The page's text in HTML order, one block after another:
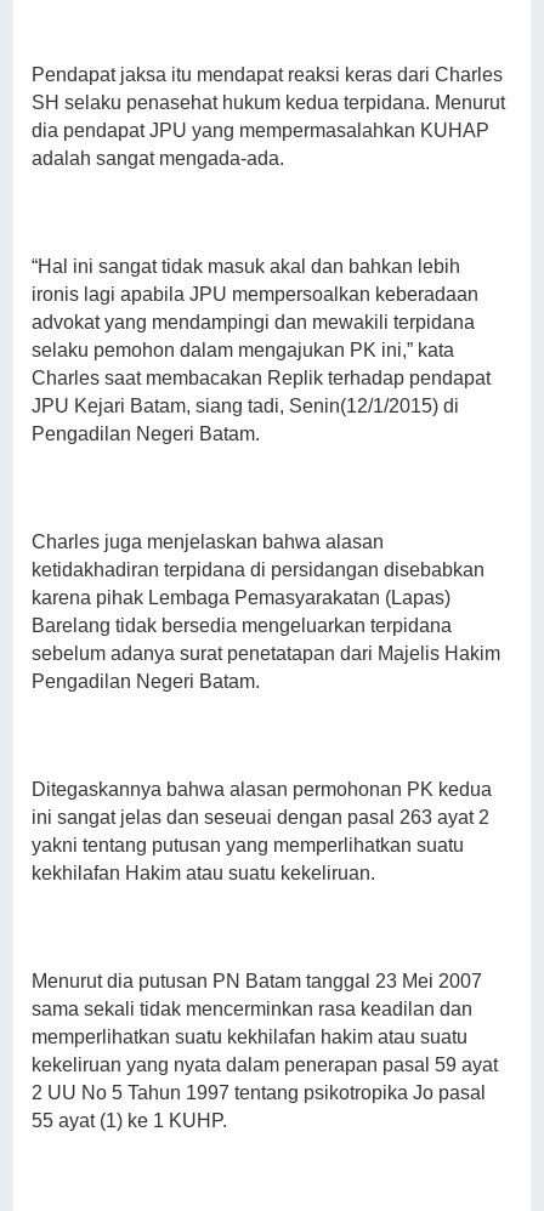
Pendapat jaksa itu mendapat reaksi keras dari Charles
SH selaku penasehat hukum kedua terpidana. Menurut
dia pendapat JPU yang mempermasalahkan KUHAP
adalah sangat mengada-ada.
“Hal ini sangat tidak masuk akal dan bahkan lebih
ironis lagi apabila JPU mempersoalkan keberadaan
advokat yang mendampingi dan mewakili terpidana
selaku pemohon dalam mengajukan PK ini,” kata
Charles saat membacakan Replik terhadap pendapat
JPU Kejari Batam, siang tadi, Senin(12/1/2015) di
Pengadilan Negeri Batam.
Charles juga menjelaskan bahwa alasan
ketidakhadiran terpidana di persidangan disebabkan
karena pihak Lembaga Pemasyarakatan (Lapas)
Barelang tidak bersedia mengeluarkan terpidana
sebelum adanya surat penetatapan dari Majelis Hakim
Pengadilan Negeri Batam.
Ditegaskannya bahwa alasan permohonan PK kedua
ini sangat jelas dan seseuai dengan pasal 263 ayat 2
yakni tentang putusan yang memperlihatkan suatu
kekhilafan Hakim atau suatu kekeliruan.
Menurut dia putusan PN Batam tanggal 23 Mei 2007
sama sekali tidak mencerminkan rasa keadilan dan
memperlihatkan suatu kekhilafan hakim atau suatu
kekeliruan yang nyata dalam penerapan pasal 59 ayat
2 UU No 5 Tahun 1997 tentang psikotropika Jo pasal
55 ayat (1) ke 1 KUHP.